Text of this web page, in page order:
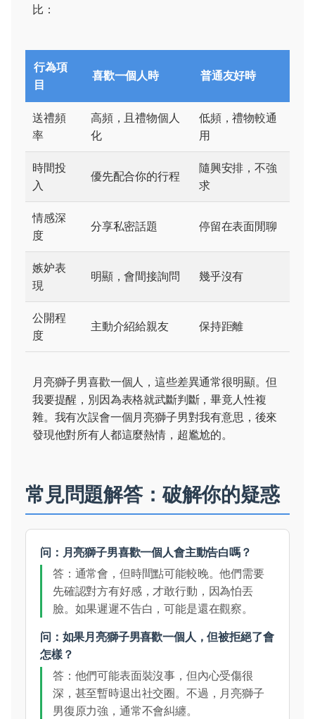
比：
行為項
目
喜歡一個人時 普通友好時
送禮頻
率
高頻，且禮物個人
化
低頻，禮物較通
用
時間投
入
優先配合你的行程
隨興安排，不強
求
情感深
度
分享私密話題 停留在表面閒聊
嫉妒表
現
明顯，會間接詢問 幾乎沒有
公開程
度
主動介紹給親友 保持距離
月亮獅子男喜歡一個人，這些差異通常很明顯。但
我要提醒，別因為表格就武斷判斷，畢竟人性複
雜。我有次誤會一個月亮獅子男對我有意思，後來
發現他對所有人都這麼熱情，超尷尬的。
常見問題解答：破解你的疑惑
问：月亮獅子男喜歡一個人會主動告白嗎？
答：通常會，但時間點可能較晚。他們需要
先確認對方有好感，才敢行動，因為怕丟
臉。如果遲遲不告白，可能是還在觀察。
问：如果月亮獅子男喜歡一個人，但被拒絕了會
怎樣？
答：他們可能表面裝沒事，但內心受傷很
深，甚至暫時退出社交圈。不過，月亮獅子
男復原力強，通常不會糾纏。